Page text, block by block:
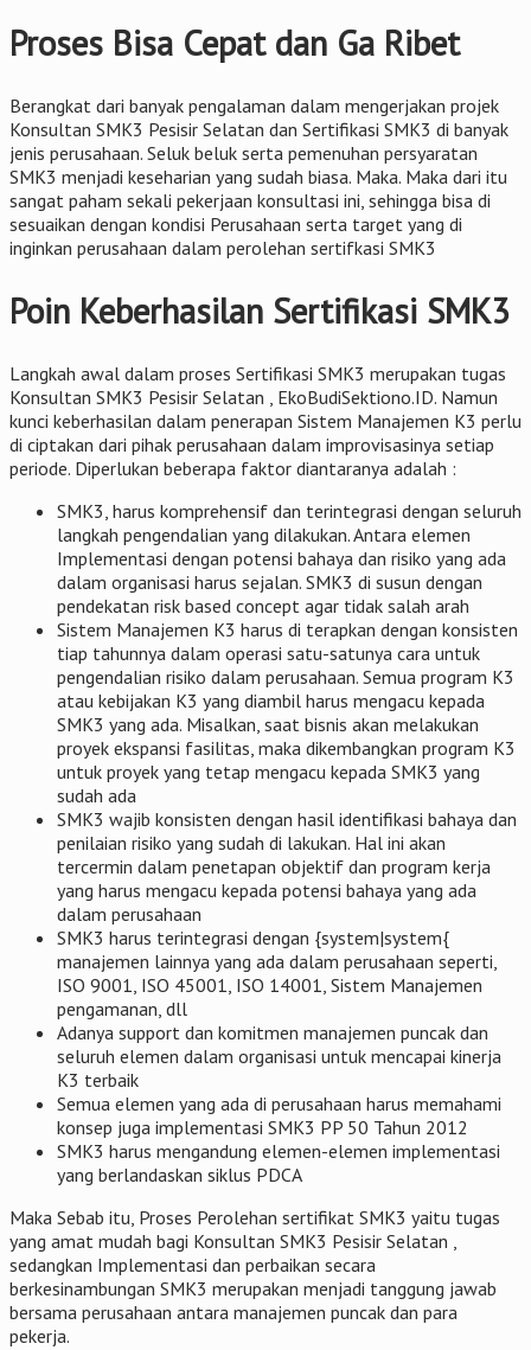
Proses Bisa Cepat dan Ga Ribet
Berangkat dari banyak pengalaman dalam mengerjakan projek
Konsultan SMK3 Pesisir Selatan dan Sertifikasi SMK3 di banyak
jenis perusahaan. Seluk beluk serta pemenuhan persyaratan
SMK3 menjadi keseharian yang sudah biasa. Maka. Maka dari itu
sangat paham sekali pekerjaan konsultasi ini, sehingga bisa di
sesuaikan dengan kondisi Perusahaan serta target yang di
inginkan perusahaan dalam perolehan sertifkasi SMK3
Poin Keberhasilan Sertifikasi SMK3
Langkah awal dalam proses Sertifikasi SMK3 merupakan tugas
Konsultan SMK3 Pesisir Selatan , EkoBudiSektiono.ID. Namun
kunci keberhasilan dalam penerapan Sistem Manajemen K3 perlu
di ciptakan dari pihak perusahaan dalam improvisasinya setiap
periode. Diperlukan beberapa faktor diantaranya adalah :
SMK3, harus komprehensif dan terintegrasi dengan seluruh
langkah pengendalian yang dilakukan. Antara elemen
Implementasi dengan potensi bahaya dan risiko yang ada
dalam organisasi harus sejalan. SMK3 di susun dengan
pendekatan risk based concept agar tidak salah arah
Sistem Manajemen K3 harus di terapkan dengan konsisten
tiap tahunnya dalam operasi satu-satunya cara untuk
pengendalian risiko dalam perusahaan. Semua program K3
atau kebijakan K3 yang diambil harus mengacu kepada
SMK3 yang ada. Misalkan, saat bisnis akan melakukan
proyek ekspansi fasilitas, maka dikembangkan program K3
untuk proyek yang tetap mengacu kepada SMK3 yang
sudah ada
SMK3 wajib konsisten dengan hasil identifikasi bahaya dan
penilaian risiko yang sudah di lakukan. Hal ini akan
tercermin dalam penetapan objektif dan program kerja
yang harus mengacu kepada potensi bahaya yang ada
dalam perusahaan
SMK3 harus terintegrasi dengan {system|system{
manajemen lainnya yang ada dalam perusahaan seperti,
ISO 9001, ISO 45001, ISO 14001, Sistem Manajemen
pengamanan, dll
Adanya support dan komitmen manajemen puncak dan
seluruh elemen dalam organisasi untuk mencapai kinerja
K3 terbaik
Semua elemen yang ada di perusahaan harus memahami
konsep juga implementasi SMK3 PP 50 Tahun 2012
SMK3 harus mengandung elemen-elemen implementasi
yang berlandaskan siklus PDCA
Maka Sebab itu, Proses Perolehan sertifikat SMK3 yaitu tugas
yang amat mudah bagi Konsultan SMK3 Pesisir Selatan ,
sedangkan Implementasi dan perbaikan secara
berkesinambungan SMK3 merupakan menjadi tanggung jawab
bersama perusahaan antara manajemen puncak dan para
pekerja.